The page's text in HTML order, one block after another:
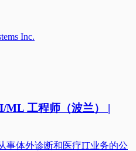
Inc.
ML 工程师（波兰） |
事体外诊断和医疗IT业务的公